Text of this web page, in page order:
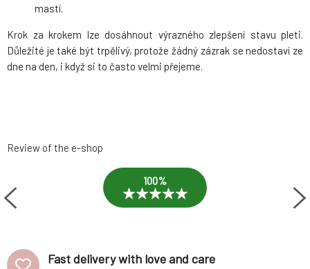
mastí.
Krok za krokem lze dosáhnout výrazného zlepšení stavu pleti.
Důležité je také být trpělivý, protože žádný zázrak se nedostaví ze
dne na den, i když si to často velmi přejeme.
Review of the e-shop
100%
Fast delivery with love and care